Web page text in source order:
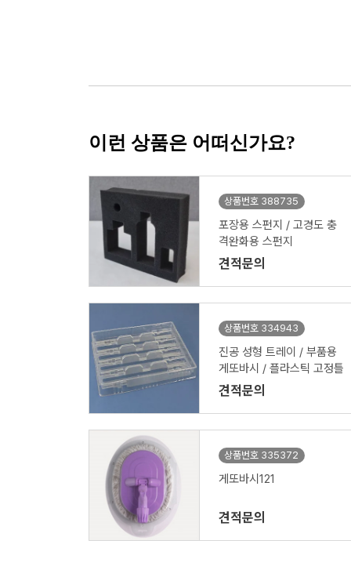
이런 상품은 어떠신가요?
상품번호 388735
포장용 스펀지 / 고경도 충
격완화용 스펀지
견적문의
상품번호 334943
진공 성형 트레이 / 부품용
게또바시 / 플라스틱 고정틀
견적문의
상품번호 335372
게또바시121
견적문의